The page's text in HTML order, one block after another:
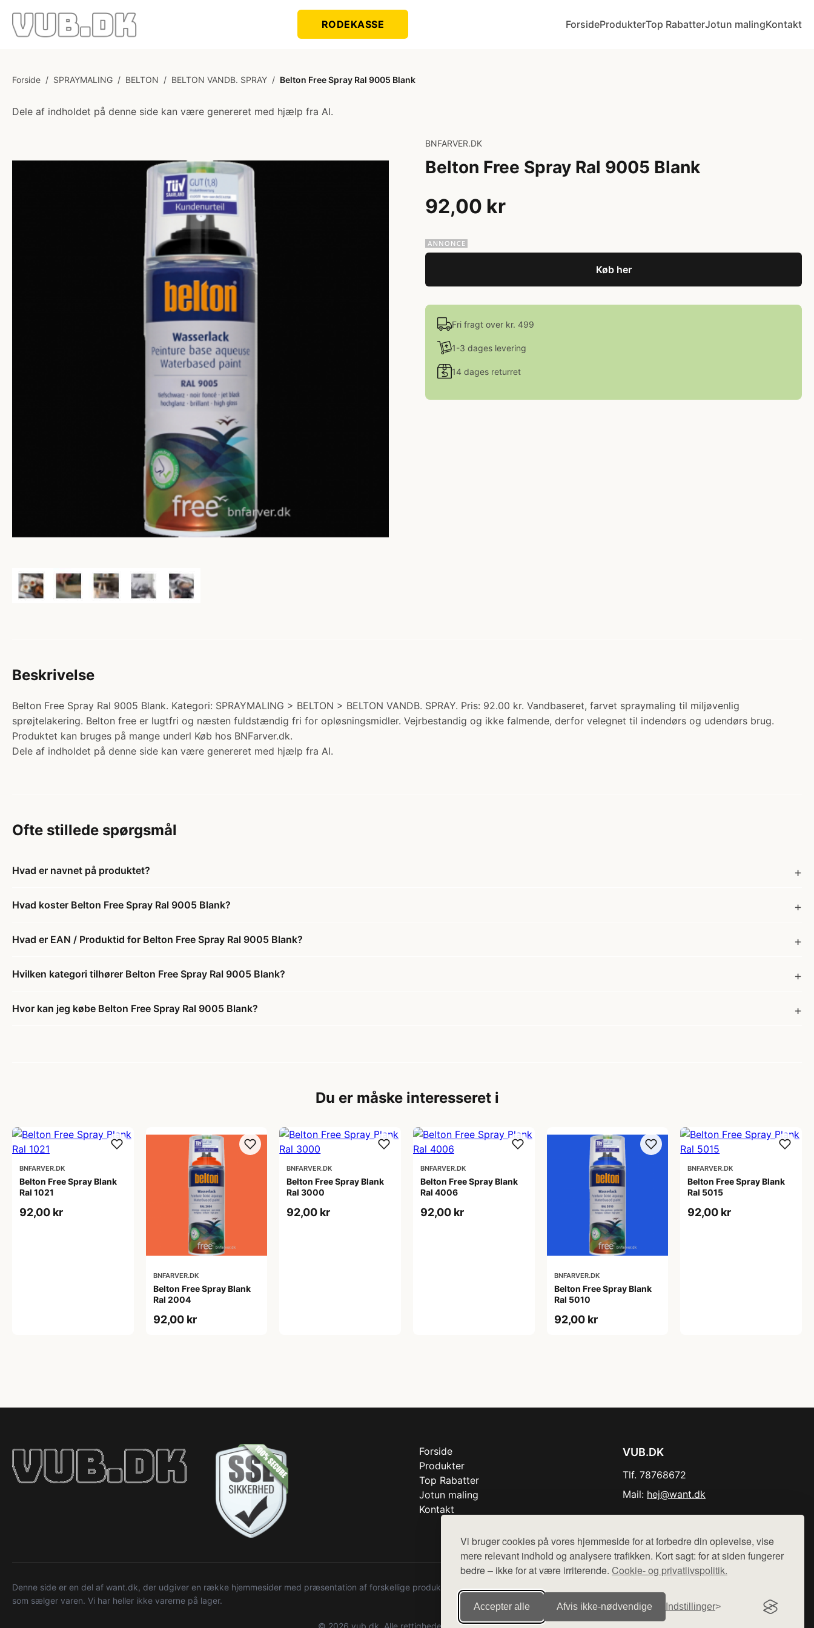
Vi bruger cookies på vores hjemmeside for at forbedre din oplevelse, vise
mere relevant indhold og analysere trafikken. Kort sagt: for at siden fungerer
bedre – ikke for at være irriterende. Cookie- og privatlivspolitik.
Accepter alle Afvis ikke‑nødvendige Indstillinger
RODEKASSE ForsideProdukterTop RabatterJotun malingKontakt
Forside / SPRAYMALING / BELTON / BELTON VANDB. SPRAY / Belton Free Spray Ral 9005 Blank
Dele af indholdet på denne side kan være genereret med hjælp fra AI.
BNFARVER.DK
Belton Free Spray Ral 9005 Blank
92,00 kr
Køb her
Fri fragt over kr. 499
1-3 dages levering
14 dages returret
Beskrivelse
Belton Free Spray Ral 9005 Blank. Kategori: SPRAYMALING > BELTON > BELTON VANDB. SPRAY. Pris: 92.00 kr. Vandbaseret, farvet spraymaling til miljøvenlig
sprøjtelakering. Belton free er lugtfri og næsten fuldstændig fri for opløsningsmidler. Vejrbestandig og ikke falmende, derfor velegnet til indendørs og udendørs brug.
Produktet kan bruges på mange underl Køb hos BNFarver.dk.
Dele af indholdet på denne side kan være genereret med hjælp fra AI.
Ofte stillede spørgsmål
Hvad er navnet på produktet?
Hvad koster Belton Free Spray Ral 9005 Blank?
Hvad er EAN / Produktid for Belton Free Spray Ral 9005 Blank?
Hvilken kategori tilhører Belton Free Spray Ral 9005 Blank?
Hvor kan jeg købe Belton Free Spray Ral 9005 Blank?
Du er måske interesseret i
BNFARVER.DK
Belton Free Spray Blank
Ral 1021
92,00 kr
BNFARVER.DK
Belton Free Spray Blank
Ral 2004
92,00 kr
BNFARVER.DK
Belton Free Spray Blank
Ral 3000
92,00 kr
BNFARVER.DK
Belton Free Spray Blank
Ral 4006
92,00 kr
BNFARVER.DK
Belton Free Spray Blank
Ral 5010
92,00 kr
BNFARVER.DK
Belton Free Spray Blank
Ral 5015
92,00 kr
Forside
Produkter
Top Rabatter
Jotun maling
Kontakt
VUB.DK
Tlf. 78768672
Mail: hej@want.dk
Denne side er en del af want.dk, der udgiver en række hjemmesider med præsentation af forskellige produkter fra diverse webshops. Der sælges ikke varer fra denne side - vi henviser til de shops,
som sælger varen. Vi har heller ikke varerne på lager.
© 2026 vub.dk. Alle rettigheder forbeholdes.